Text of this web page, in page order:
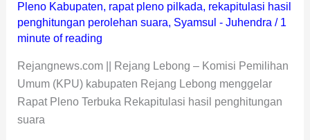
Pleno Kabupaten, rapat pleno pilkada, rekapitulasi hasil
penghitungan perolehan suara, Syamsul - Juhendra / 1
minute of reading
Rejangnews.com || Rejang Lebong – Komisi Pemilihan
Umum (KPU) kabupaten Rejang Lebong menggelar
Rapat Pleno Terbuka Rekapitulasi hasil penghitungan
suara